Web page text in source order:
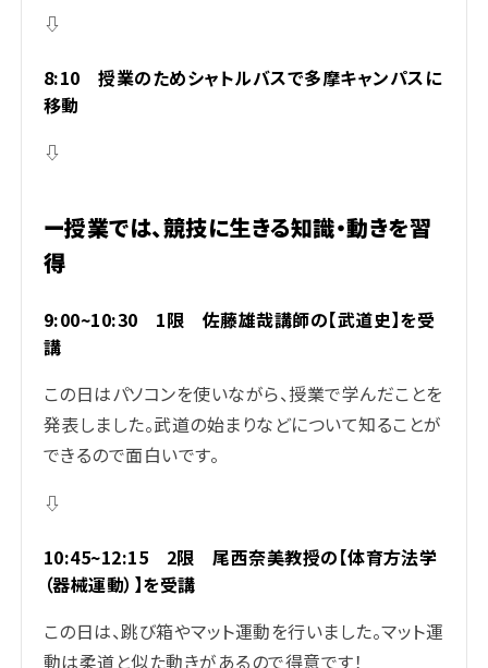
⇩
8:10授業のためシャトルバスで多摩キャンパスに
移動
⇩
ー授業では、競技に生きる知識・動きを習
得
9:00~10:30 1限 佐藤雄哉講師の【武道史】を受
講
この日はパソコンを使いながら、授業で学んだことを
発表しました。武道の始まりなどについて知ることが
できるので面白いです。
⇩
10:45~12:15 2限 尾西奈美教授の【体育方法学
（器械運動）】を受講
この日は、跳び箱やマット運動を行いました。マット運
動は柔道と似た動きがあるので得意です！